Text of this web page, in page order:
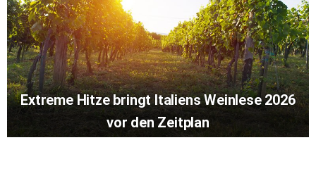
Extreme Hitze bringt Italiens Weinlese 2026
vor den Zeitplan